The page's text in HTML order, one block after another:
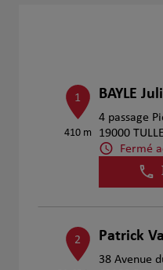
1
410 m
BAYLE
4 passage
19000 TULLE
Fermé
2 Patrick
38 Avenue